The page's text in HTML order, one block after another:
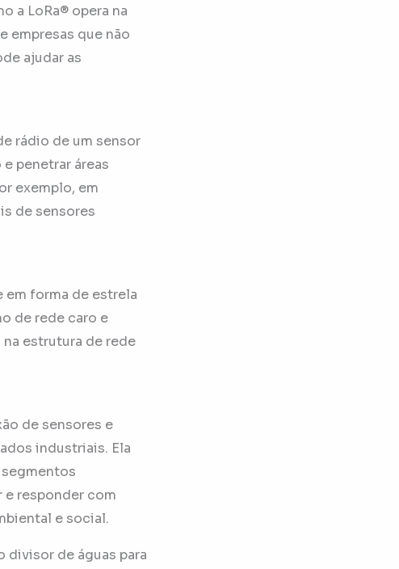
a LoRa® opera na
empresas que não
ajudar as
rádio de um sensor
penetrar áreas
exemplo, em
de sensores
em forma de estrela
de rede caro e
estrutura de rede
de sensores e
industriais. Ela
e responder com
e social.
divisor de águas para